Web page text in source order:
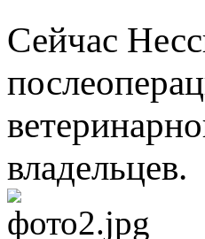
Сейчас
владельцев.